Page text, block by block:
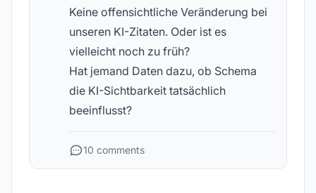
Keine offensichtliche Veränderung bei
unseren KI-Zitaten. Oder ist es
vielleicht noch zu früh?
Hat jemand Daten dazu, ob Schema
die KI-Sichtbarkeit tatsächlich
beeinflusst?
10 comments